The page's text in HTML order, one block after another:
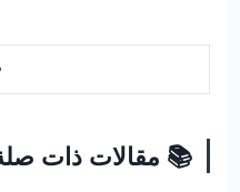
📚 مقالات ذات